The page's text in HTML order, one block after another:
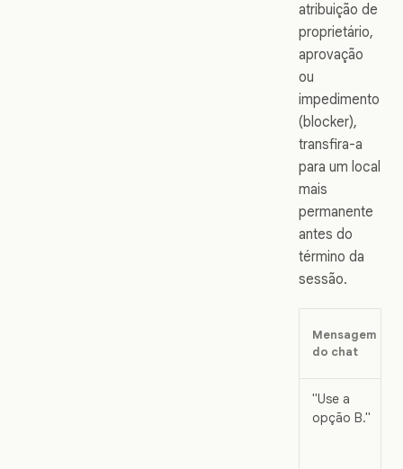
atribuição de
proprietário,
aprovação
ou
impedimento
(blocker),
transfira-a
para um local
mais
permanente
antes do
término da
sessão.
Mensagem
do chat
"Use a
opção B."